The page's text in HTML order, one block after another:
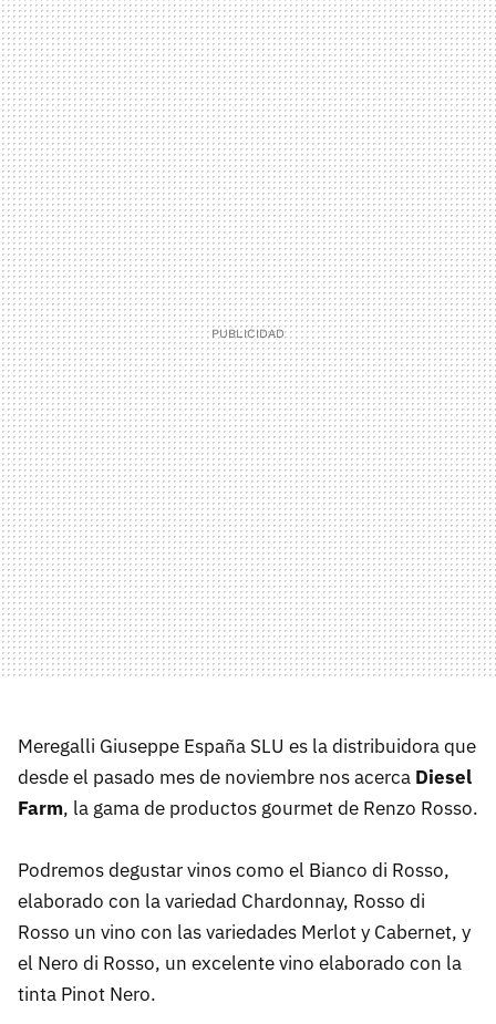
Meregalli Giuseppe España SLU es la distribuidora que
desde el pasado mes de noviembre nos acerca Diesel
Farm, la gama de productos gourmet de Renzo Rosso.
Podremos degustar vinos como el Bianco di Rosso,
elaborado con la variedad Chardonnay, Rosso di
Rosso un vino con las variedades Merlot y Cabernet, y
el Nero di Rosso, un excelente vino elaborado con la
tinta Pinot Nero.